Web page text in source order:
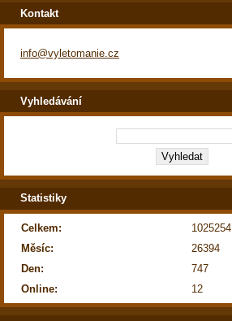
Kontakt
info@vyletomanie.cz
Vyhledávání
Statistiky
Online: 12
Celkem:
1025254
Měsíc:
26394
Den:
747